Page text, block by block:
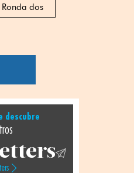
Ronda dos
descubre